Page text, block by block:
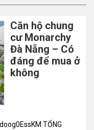
Căn hộ chung
cư Monarchy
Đà Nẵng – Có
đáng để mua ở
không
TỔNG